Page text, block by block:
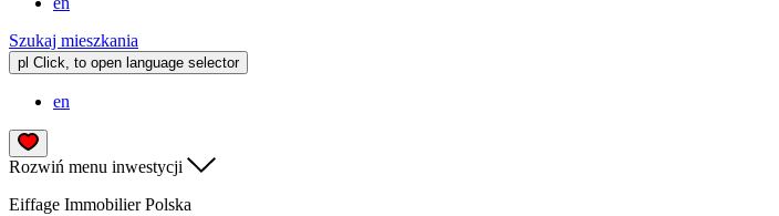
Szukaj mieszkania
pl Click, to open language selector
en
Rozwiń menu inwestycji
Eiffage Immobilier Polska